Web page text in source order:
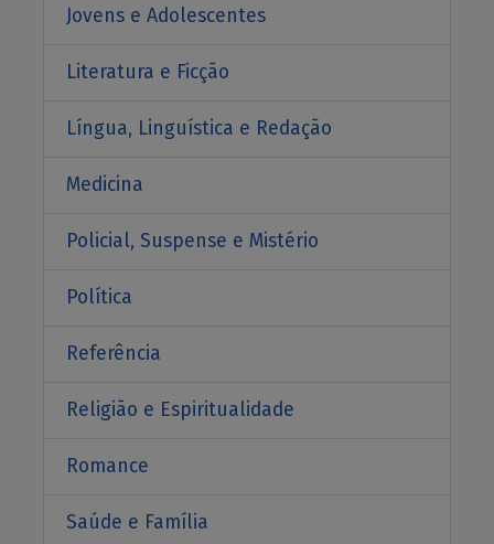
Jovens e Adolescentes
Literatura e Ficção
Língua, Linguística e Redação
Medicina
Policial, Suspense e Mistério
Política
Referência
Religião e Espiritualidade
Romance
Saúde e Família